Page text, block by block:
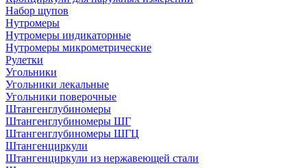
Набор щупов
Нутромеры
Нутромеры индикаторные
Нутромеры микрометрические
Рулетки
Угольники
Угольники лекальные
Угольники поверочные
Штангенглубиномеры
Штангенглубиномеры ШГ
Штангенглубиномеры ШГЦ
Штангенциркули
Штангенциркули из нержавеющей стали